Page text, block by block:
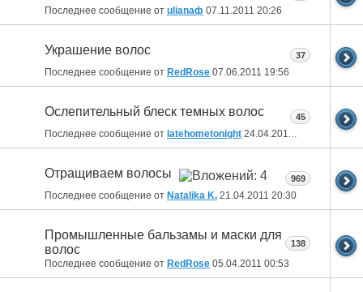
Последнее сообщение от ulianaф 07.11.2011 20:26
Украшение волос
Последнее сообщение от RedRose 07.06.2011 19:56
37
Ослепительный блеск темных волос
Последнее сообщение от latehometonight 24.04.2011 08:51
45
Отращиваем волосы
Последнее сообщение от Natalika K. 21.04.2011 20:30
969
Промышленные бальзамы и маски для
волос
Последнее сообщение от RedRose 05.04.2011 00:53
138